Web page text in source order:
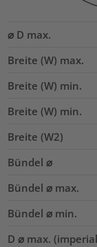
⌀ D max.
Breite (W) max.
Breite (W) min.
Breite (W) min.
Breite (W2)
Bündel ⌀
Bündel ⌀ max.
Bündel ⌀ min.
D ⌀ max.